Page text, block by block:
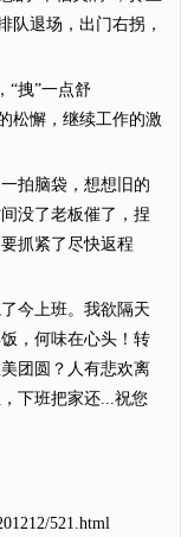
队退场，出门右拐，
“拽”一点舒
松懈，继续工作的激
拍脑袋，想想旧的
没了老板催了，捏
抓紧了尽快返程
今上班。我欲隔天
，何味在心头！转
团圆？人有悲欢离
下班把家还...祝您
521.html